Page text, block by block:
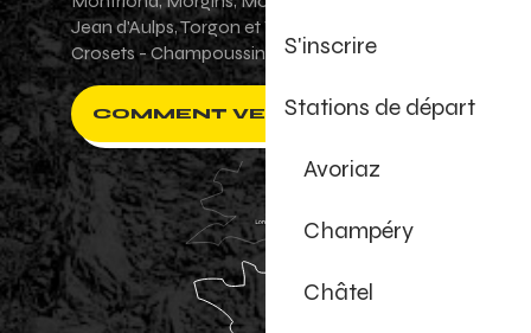
S'inscrire
Stations de départ
Avoriaz
Champéry
Châtel
Jean d'Aulps, Torgon et Val-d'Illiez - Les
Crosets - Champoussin.
COMMENT VENIR ?